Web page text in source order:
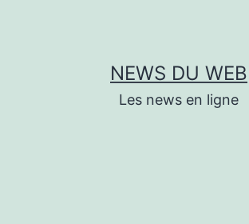
NEWS DU WEB
Les news en ligne